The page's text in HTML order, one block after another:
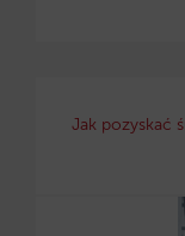
Jak pozyskać